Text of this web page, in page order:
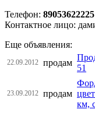
Телефон: 89053622225
Контактное лицо:
Еще объявления:
22.09.2012 продам
51
23.09.2012 продам
км,